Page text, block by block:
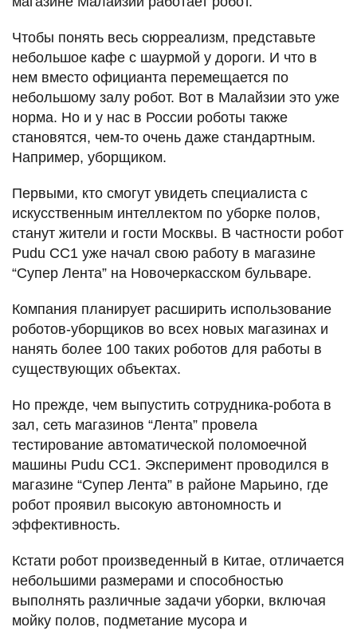
Чтобы понять весь сюрреализм, представьте
небольшое кафе с шаурмой у дороги. И что в
нем вместо официанта перемещается по
небольшому залу робот. Вот в Малайзии это уже
норма. Но и у нас в России роботы также
становятся, чем-то очень даже стандартным.
Например, уборщиком.
Первыми, кто смогут увидеть специалиста с
искусственным интеллектом по уборке полов,
станут жители и гости Москвы. В частности робот
Pudu CC1 уже начал свою работу в магазине
“Супер Лента” на Новочеркасском бульваре.
Компания планирует расширить использование
роботов-уборщиков во всех новых магазинах и
нанять более 100 таких роботов для работы в
существующих объектах.
Но прежде, чем выпустить сотрудника-робота в
зал, сеть магазинов “Лента” провела
тестирование автоматической поломоечной
машины Pudu CC1. Эксперимент проводился в
магазине “Супер Лента” в районе Марьино, где
робот проявил высокую автономность и
эффективность.
Кстати робот произведенный в Китае, отличается
небольшими размерами и способностью
выполнять различные задачи уборки, включая
мойку полов, подметание мусора и